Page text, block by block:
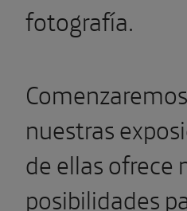
fotografía.
nuestras
de ellas ofrece
posibilidades